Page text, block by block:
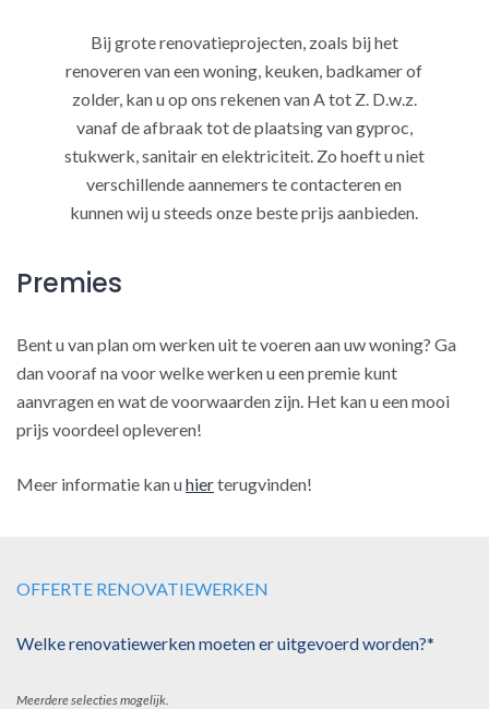
Bij grote renovatieprojecten, zoals bij het
renoveren van een woning, keuken, badkamer of
zolder, kan u op ons rekenen van A tot Z. D.w.z.
vanaf de afbraak tot de plaatsing van gyproc,
stukwerk, sanitair en elektriciteit. Zo hoeft u niet
verschillende aannemers te contacteren en
kunnen wij u steeds onze beste prijs aanbieden.
Premies
Bent u van plan om werken uit te voeren aan uw woning? Ga
dan vooraf na voor welke werken u een premie kunt
aanvragen en wat de voorwaarden zijn. Het kan u een mooi
prijs voordeel opleveren!
Meer informatie kan uhierterugvinden!
OFFERTE RENOVATIEWERKEN
Welke renovatiewerken moeten er uitgevoerd worden?*
Meerdere selecties mogelijk.